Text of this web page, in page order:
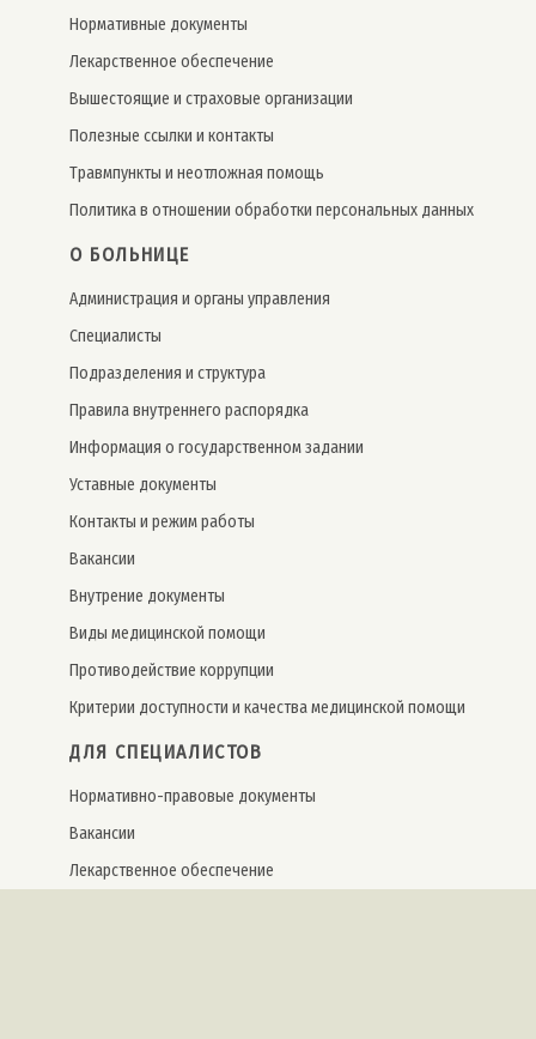
Нормативные документы
Лекарственное обеспечение
Вышестоящие и страховые организации
Полезные ссылки и контакты
Травмпункты и неотложная помощь
Политика в отношении обработки персональных данных
О БОЛЬНИЦЕ
Администрация и органы управления
Специалисты
Подразделения и структура
Правила внутреннего распорядка
Информация о государственном задании
Уставные документы
Контакты и режим работы
Вакансии
Внутрение документы
Виды медицинской помощи
Противодействие коррупции
Критерии доступности и качества медицинской помощи
ДЛЯ СПЕЦИАЛИСТОВ
Нормативно-правовые документы
Вакансии
Лекарственное обеспечение